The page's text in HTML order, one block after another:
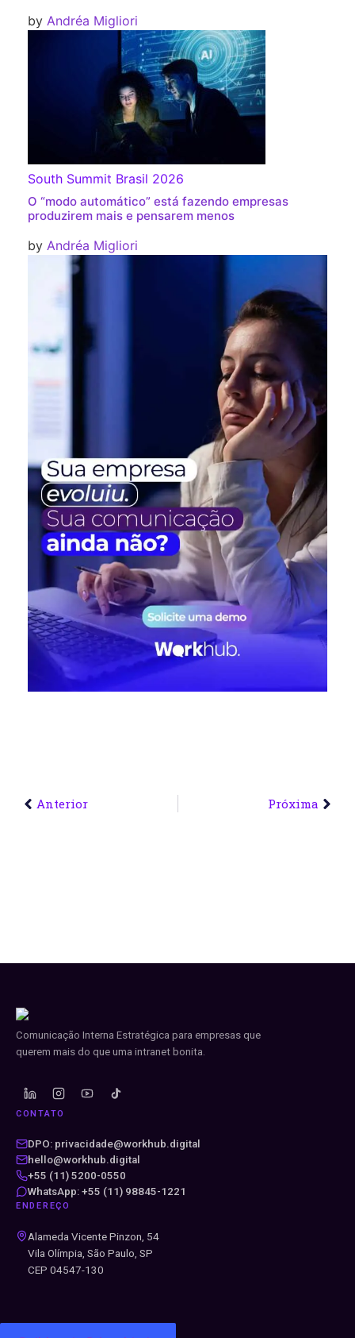
by Andréa Migliori
South Summit Brasil 2026
O “modo automático” está fazendo empresas
produzirem mais e pensarem menos
by Andréa Migliori
Anterior Próxima
Comunicação Interna Estratégica para empresas que
querem mais do que uma intranet bonita.
CONTATO
DPO: privacidade@workhub.digital
hello@workhub.digital
+55 (11) 5200-0550
WhatsApp: +55 (11) 98845-1221
ENDEREÇO
Alameda Vicente Pinzon, 54
Vila Olímpia, São Paulo, SP
CEP 04547-130